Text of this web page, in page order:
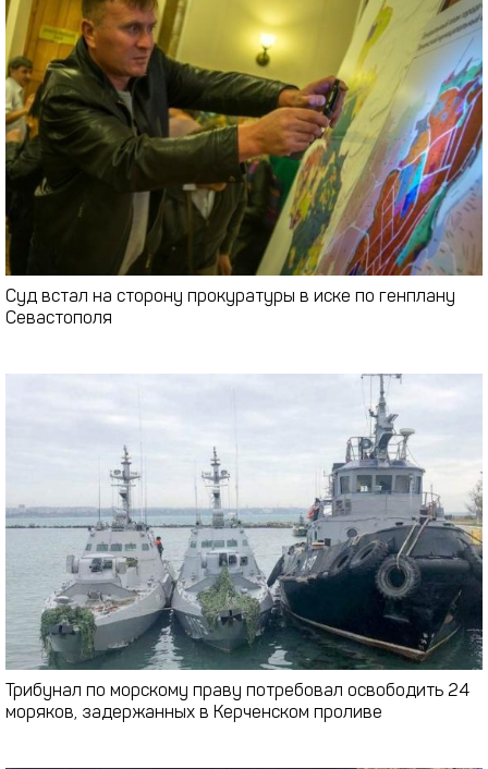
Суд встал на сторону прокуратуры в иске по генплану
Севастополя
Трибунал по морскому праву потребовал освободить 24
моряков, задержанных в Керченском проливе